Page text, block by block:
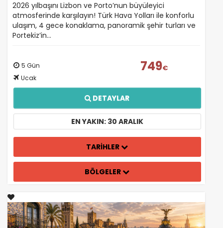
2026 yılbaşını Lizbon ve Porto’nun büyüleyici
atmosferinde karşılayın! Türk Hava Yolları ile konforlu
ulaşım, 4 gece konaklama, panoramik şehir turları ve
Portekiz’in…
5 Gün
Ucak
749€
DETAYLAR
EN YAKIN: 30 ARALIK
TARİHLER
BÖLGELER